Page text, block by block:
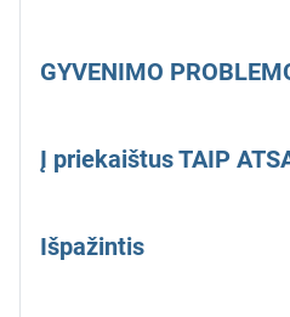
GYVENIMO
Į priekaištus TAIP
Išpažintis